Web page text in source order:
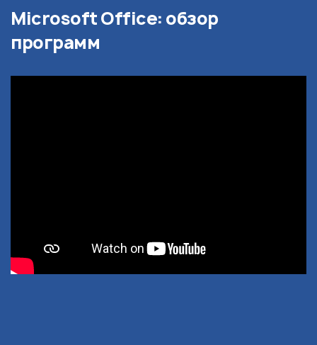
Microsoft Office: обзор
программ